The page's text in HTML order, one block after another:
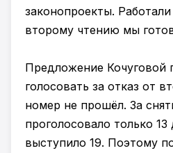
законопроекты.
второму чтению мы
Предложение Кочуговой
голосовать за отказ от
номер не прошёл. За
проголосовало только
выступило 19. Поэтому